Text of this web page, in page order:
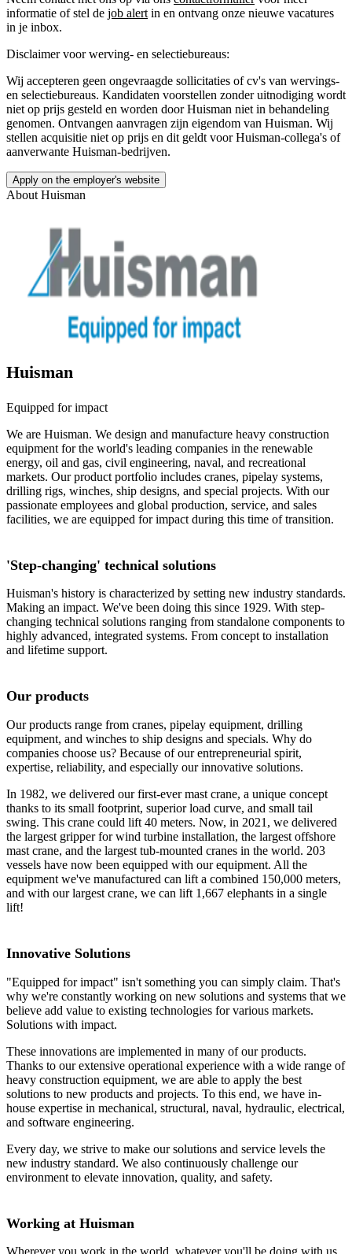
informatie of stel de job alert in en ontvang onze nieuwe vacatures
in je inbox.
Disclaimer voor werving- en selectiebureaus:
Wij accepteren geen ongevraagde sollicitaties of cv's van wervings-
en selectiebureaus. Kandidaten voorstellen zonder uitnodiging wordt
niet op prijs gesteld en worden door Huisman niet in behandeling
genomen. Ontvangen aanvragen zijn eigendom van Huisman. Wij
stellen acquisitie niet op prijs en dit geldt voor Huisman-collega's of
aanverwante Huisman-bedrijven.
Apply on the employer's website
About Huisman
Huisman
Equipped for impact
We are Huisman. We design and manufacture heavy construction
equipment for the world's leading companies in the renewable
energy, oil and gas, civil engineering, naval, and recreational
markets. Our product portfolio includes cranes, pipelay systems,
drilling rigs, winches, ship designs, and special projects. With our
passionate employees and global production, service, and sales
facilities, we are equipped for impact during this time of transition.
'Step-changing' technical solutions
Huisman's history is characterized by setting new industry standards.
Making an impact. We've been doing this since 1929. With step-
changing technical solutions ranging from standalone components to
highly advanced, integrated systems. From concept to installation
and lifetime support.
Our products
Our products range from cranes, pipelay equipment, drilling
equipment, and winches to ship designs and specials. Why do
companies choose us? Because of our entrepreneurial spirit,
expertise, reliability, and especially our innovative solutions.
In 1982, we delivered our first-ever mast crane, a unique concept
thanks to its small footprint, superior load curve, and small tail
swing. This crane could lift 40 meters. Now, in 2021, we delivered
the largest gripper for wind turbine installation, the largest offshore
mast crane, and the largest tub-mounted cranes in the world. 203
vessels have now been equipped with our equipment. All the
equipment we've manufactured can lift a combined 150,000 meters,
and with our largest crane, we can lift 1,667 elephants in a single
lift!
Innovative Solutions
"Equipped for impact" isn't something you can simply claim. That's
why we're constantly working on new solutions and systems that we
believe add value to existing technologies for various markets.
Solutions with impact.
These innovations are implemented in many of our products.
Thanks to our extensive operational experience with a wide range of
heavy construction equipment, we are able to apply the best
solutions to new products and projects. To this end, we have in-
house expertise in mechanical, structural, naval, hydraulic, electrical,
and software engineering.
Every day, we strive to make our solutions and service levels the
new industry standard. We also continuously challenge our
environment to elevate innovation, quality, and safety.
Working at Huisman